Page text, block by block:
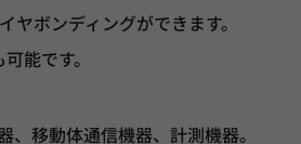
ボンディングができます。
能です。
移動体通信機器、計測機器。